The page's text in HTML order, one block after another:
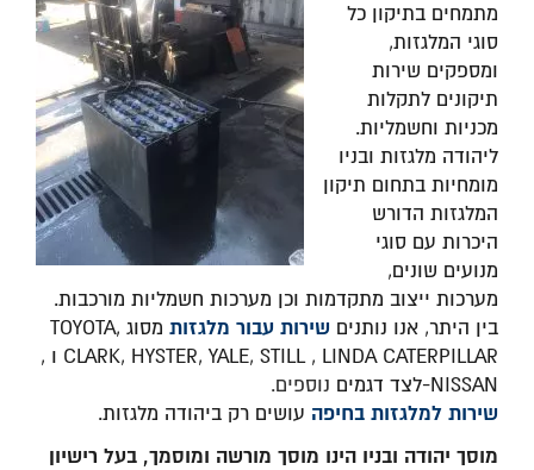
מתמחים בתיקון כל
סוגי המלגזות,
ומספקים שירות
תיקונים לתקלות
מכניות וחשמליות.
ליהודה מלגזות ובניו
מומחיות בתחום תיקון
המלגזות הדורש
היכרות עם סוגי
מנועים שונים,
מערכות ייצוב מתקדמות וכן מערכות חשמליות מורכבות.
בין היתר, אנו נותנים שירות עבור מלגזות
מסוג TOYOTA,
CLARK, HYSTER, YALE, STILL , LINDA CATERPILLAR ו ,
NISSAN-לצד דגמים
נוספים.
שירות למלגזות בחיפה עושים רק ביהודה מלגזות.
מוסך יהודה ובניו הינו מוסך מורשה ומוסמך, בעל רישיון